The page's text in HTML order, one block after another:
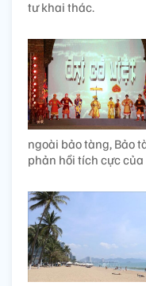
tư khai thác.
ngoài bảo tàng, Bảo
phản hồi tích cực